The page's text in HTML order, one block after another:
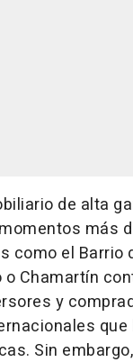
de alta
más
como el Barrio
o Chamartín
y
que
Sin